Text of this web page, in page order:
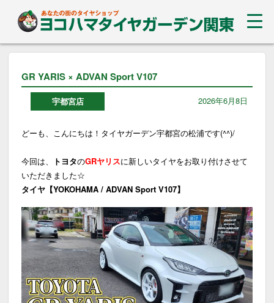
GR YARIS × ADVAN Sport V107
宇都宮店 2026年6月8日
どーも、こんにちは！タイヤガーデン宇都宮の松浦です(^^)/
今回は、 トヨタのGRヤリスに新しいタイヤをお取り付けさせて
いただきました☆
タイヤ【YOKOHAMA / ADVAN Sport V107】